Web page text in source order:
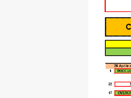
MAPPA DEL SITO
Settore